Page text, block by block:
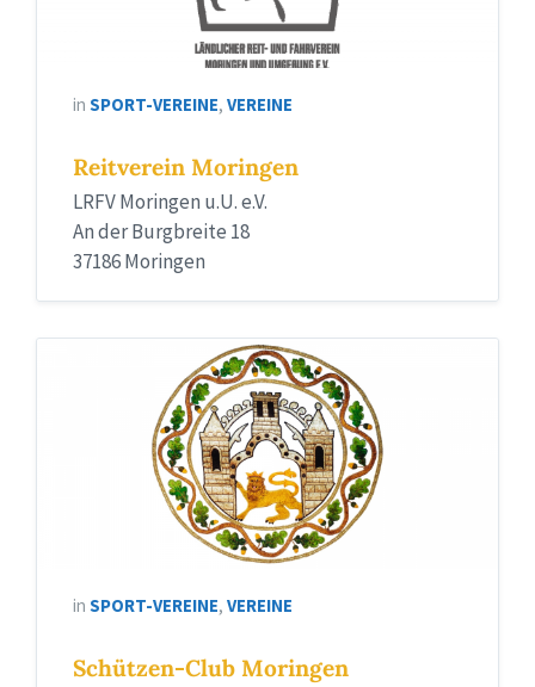
in SPORT-VEREINE, VEREINE
Reitverein Moringen
LRFV Moringen u.U. e.V.
An der Burgbreite 18
37186 Moringen
in SPORT-VEREINE, VEREINE
Schützen-Club Moringen